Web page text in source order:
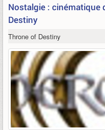
Nostalgie : cinématique
Destiny
Throne of Destiny